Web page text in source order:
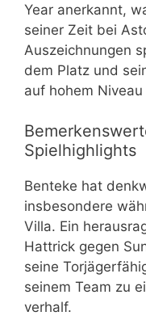
Year anerkannt,
seiner Zeit bei
Auszeichnungen
dem Platz und
auf hohem
Spielhighlights
Benteke hat
insbesondere
Villa. Ein
Hattrick gegen
seine
seinem Team zu
verhalf.